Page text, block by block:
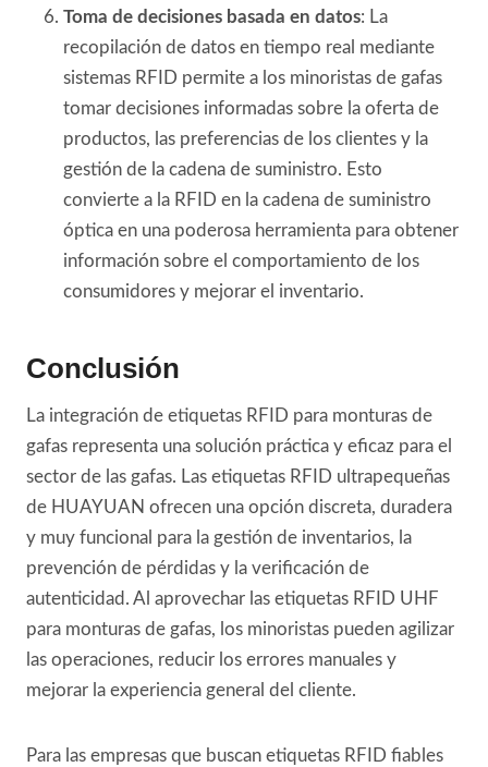
Toma de decisiones basada en datos: La
recopilación de datos en tiempo real mediante
sistemas RFID permite a los minoristas de gafas
tomar decisiones informadas sobre la oferta de
productos, las preferencias de los clientes y la
gestión de la cadena de suministro. Esto
convierte a la RFID en la cadena de suministro
óptica en una poderosa herramienta para obtener
información sobre el comportamiento de los
consumidores y mejorar el inventario.
Conclusión
La integración de etiquetas RFID para monturas de
gafas representa una solución práctica y eficaz para el
sector de las gafas. Las etiquetas RFID ultrapequeñas
de HUAYUAN ofrecen una opción discreta, duradera
y muy funcional para la gestión de inventarios, la
prevención de pérdidas y la verificación de
autenticidad. Al aprovechar las etiquetas RFID UHF
para monturas de gafas, los minoristas pueden agilizar
las operaciones, reducir los errores manuales y
mejorar la experiencia general del cliente.
Para las empresas que buscan etiquetas RFID fiables